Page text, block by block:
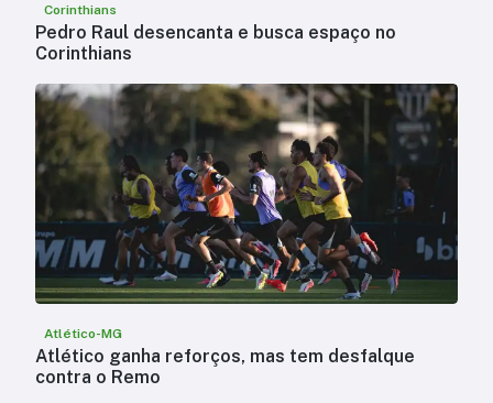
Corinthians
Pedro Raul desencanta e busca espaço no
Corinthians
Atlético-MG
Atlético ganha reforços, mas tem desfalque
contra o Remo